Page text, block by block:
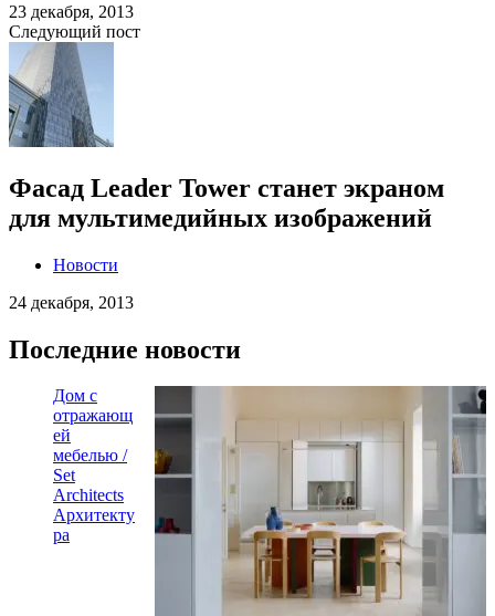
23 декабря, 2013
Следующий пост
Фасад Leader Tower станет экраном
для мультимедийных изображений
Новости
24 декабря, 2013
Последние новости
Дом с
отражающ
ей
мебелью /
Set
Architects
Архитекту
ра